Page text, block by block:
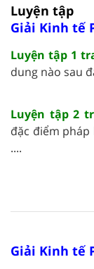
Luyện tập
Giải Kinh tế
Luyện tập 1
dung nào sau
Luyện tập 2
đặc điểm
....
Giải Kinh tế